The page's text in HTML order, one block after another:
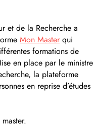
et de la Recherche a
Mon Master qui
formations de
en place par le ministre
la plateforme
en reprise d’études